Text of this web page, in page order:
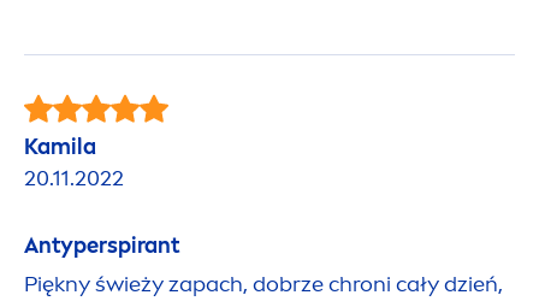
Kamila
20.11.2022
Antyperspirant
Piękny świeży zapach, dobrze chroni cały dzień,